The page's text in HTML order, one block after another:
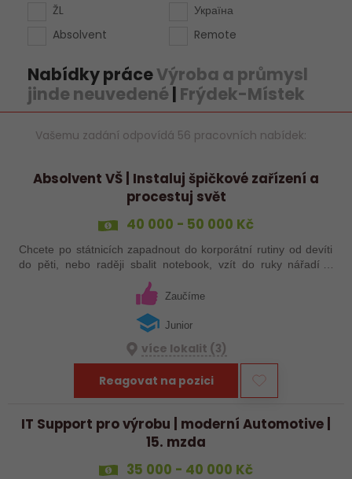
ŽL
Absolvent
Україна
Remote
Nabídky práceVýroba a průmysl
jinde neuvedené | Frýdek-Místek
Vašemu zadání odpovídá 56 pracovních nabídek:
Absolvent VŠ | Instaluj špičkové zařízení a
procestuj svět
40 000 - 50 000 Kč
Chcete po státnicích zapadnout do korporátní rutiny od devíti
do pěti, nebo raději sbalit notebook, vzít do ruky nářadí a
vyrazit do světa? Hledáme technické nadšence, kteří chtějí
Zaučíme
Junior
více lokalit (3)
Reagovat na pozici
IT Support pro výrobu | moderní Automotive |
15. mzda
35 000 - 40 000 Kč